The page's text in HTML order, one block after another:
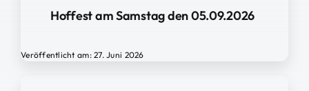
Hoffest am Samstag den 05.09.2026
Veröffentlicht am: 27. Juni 2026